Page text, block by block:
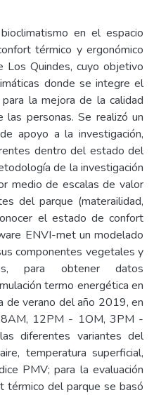
en el espacio
térmico y ergonómico
Los Quindes, cuyo objetivo
donde se integre el
la mejora de la calidad
personas. Se realizó un
apoyo a la investigación,
dentro del estado del
de la investigación
medio de escalas de valor
del parque (materailidad,
el estado de confort
ENVI-met un modelado
componentes vegetales y
para obtener datos
termo energética en
de verano del año 2019, en
12PM - 1OM, 3PM -
diferentes variantes del
temperatura superficial,
PMV; para la evaluación
térmico del parque se basó